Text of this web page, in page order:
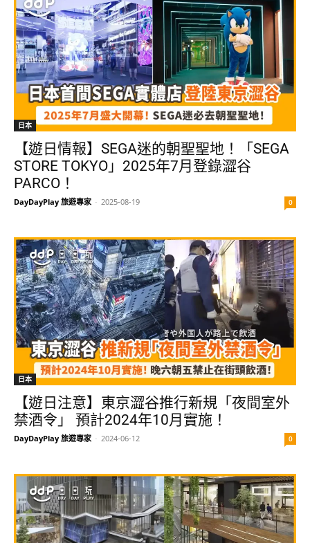
日本
【遊日情報】SEGA迷的朝聖聖地！「SEGA
STORE TOKYO」2025年7月登錄澀谷
PARCO！
DayDayPlay 旅遊專家 - 2025-08-19 0
日本
【遊日注意】東京澀谷推行新規「夜間室外
禁酒令」 預計2024年10月實施！
DayDayPlay 旅遊專家 - 2024-06-12 0